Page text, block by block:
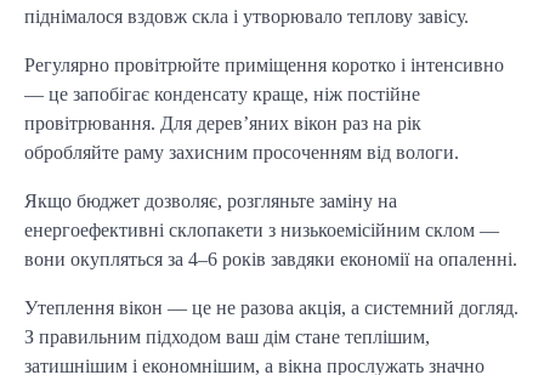
піднімалося вздовж скла і утворювало теплову завісу.
Регулярно провітрюйте приміщення коротко і інтенсивно
— це запобігає конденсату краще, ніж постійне
провітрювання. Для дерев’яних вікон раз на рік
обробляйте раму захисним просоченням від вологи.
Якщо бюджет дозволяє, розгляньте заміну на
енергоефективні склопакети з низькоемісійним склом —
вони окупляться за 4–6 років завдяки економії на опаленні.
Утеплення вікон — це не разова акція, а системний догляд.
З правильним підходом ваш дім стане теплішим,
затишнішим і економнішим, а вікна прослужать значно